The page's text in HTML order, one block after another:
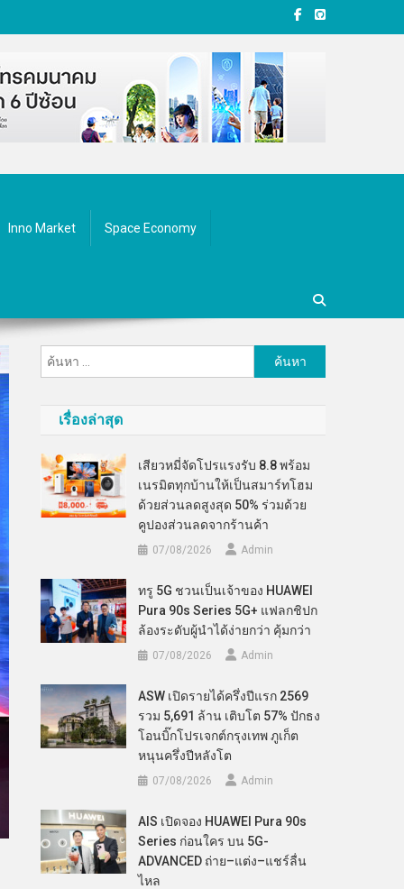
Inno Market Space Economy
ค้นหา
สำหรับ:
เรื่องล่าสุด
เสียวหมี่จัดโปรแรงรับ 8.8 พร้อม
เนรมิตทุกบ้านให้เป็นสมาร์ทโฮม
ด้วยส่วนลดสูงสุด 50% ร่วมด้วย
คูปองส่วนลดจากร้านค้า
07/08/2026 Admin
ทรู 5G ชวนเป็นเจ้าของ HUAWEI
Pura 90s Series 5G+ แฟลกชิปก
ล้องระดับผู้นำได้ง่ายกว่า คุ้มกว่า
07/08/2026 Admin
ASW เปิดรายได้ครึ่งปีแรก 2569
รวม 5,691 ล้าน เติบโต 57% ปักธง
โอนบิ๊กโปรเจกต์กรุงเทพ ภูเก็ต
หนุนครึ่งปีหลังโต
07/08/2026 Admin
AIS เปิดจอง HUAWEI Pura 90s
Series ก่อนใคร บน 5G-
ADVANCED ถ่าย–แต่ง–แชร์ลื่น
ไหล